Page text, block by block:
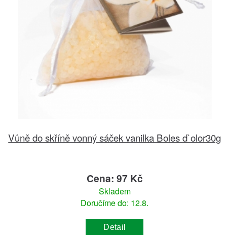
Vůně do skříně vonný sáček vanilka Boles d`olor30g
Cena: 97 Kč
Skladem
Doručíme do: 12.8.
Detail